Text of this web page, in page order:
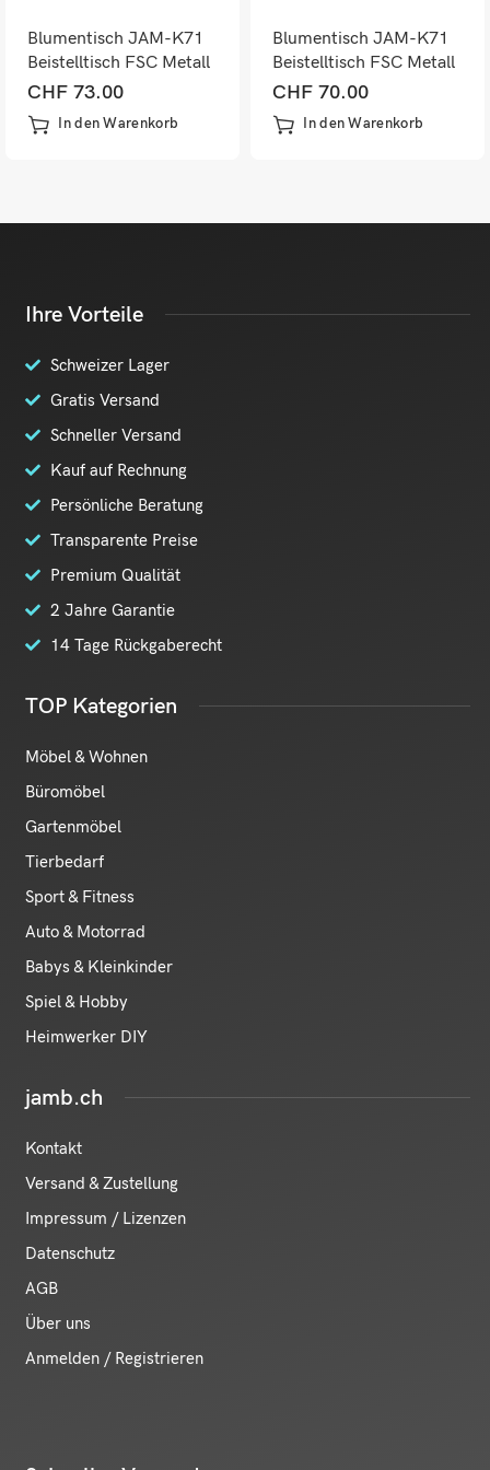
Blumentisch JAM-K71
Beistelltisch FSC Metall
dunkelgrau 82cm
CHF 73.00
In den Warenkorb
Blumentisch JAM-K71
Beistelltisch FSC Metall
dunkelbraun 82cm
CHF 70.00
In den Warenkorb
Ihre Vorteile
Schweizer Lager
Gratis Versand
Schneller Versand
Kauf auf Rechnung
Persönliche Beratung
Transparente Preise
Premium Qualität
2 Jahre Garantie
14 Tage Rückgaberecht
TOP Kategorien
Möbel & Wohnen
Büromöbel
Gartenmöbel
Tierbedarf
Sport & Fitness
Auto & Motorrad
Babys & Kleinkinder
Spiel & Hobby
Heimwerker DIY
jamb.ch
Kontakt
Versand & Zustellung
Impressum / Lizenzen
Datenschutz
AGB
Über uns
Anmelden / Registrieren